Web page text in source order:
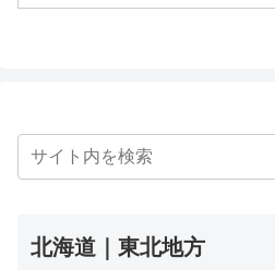
北海道｜東北地方